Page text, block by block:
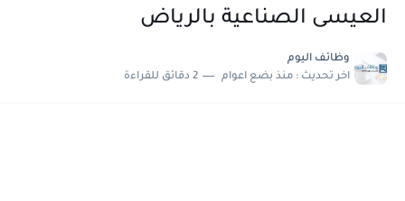
العيسى الصناعية بالرياض
وظائف اليوم
اخر تحديث : منذ بضع اعوام 2 دقائق للقراءة